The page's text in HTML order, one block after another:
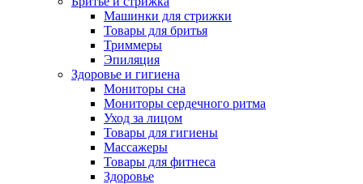
Машинки для стрижки
Товары для бритья
Триммеры
Эпиляция
Здоровье и гигиена
Мониторы сна
Мониторы сердечного ритма
Уход за лицом
Товары для гигиены
Массажеры
Товары для фитнеса
Здоровье